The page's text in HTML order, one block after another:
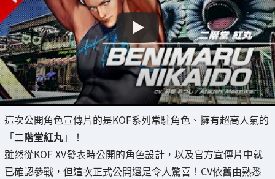
這次公開角色宣傳片的是KOF系列常駐角色、擁有超高人氣的
「二階堂紅丸」！
雖然從KOF XV發表時公開的角色設計，以及官方宣傳片中就
已確認參戰，但這次正式公開還是令人驚喜！CV依舊由熟悉